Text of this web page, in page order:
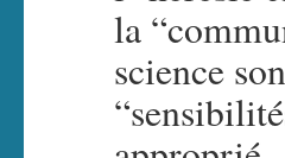
la
science